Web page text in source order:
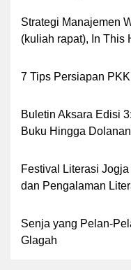
Strategi Manajemen
(kuliah rapat), In This
7 Tips Persiapan
Buletin Aksara Edisi
Buku Hingga Dolanan
Festival Literasi
dan Pengalaman
Senja yang Pelan-
Glagah